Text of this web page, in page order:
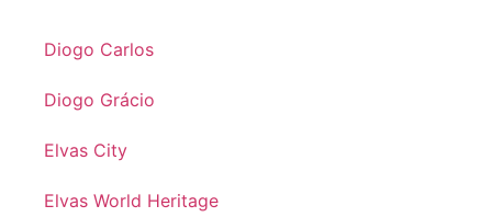
Diogo Carlos
Diogo Grácio
Elvas City
Elvas World Heritage